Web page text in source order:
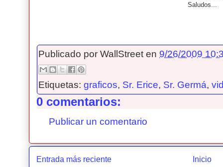
Saludos...
Publicado porWallStreet en 9/26/2009
Etiquetas:graficos, Sr. Erice, Sr. Germá,
0 comentarios:
Publicar un comentario
Entrada más reciente Inicio